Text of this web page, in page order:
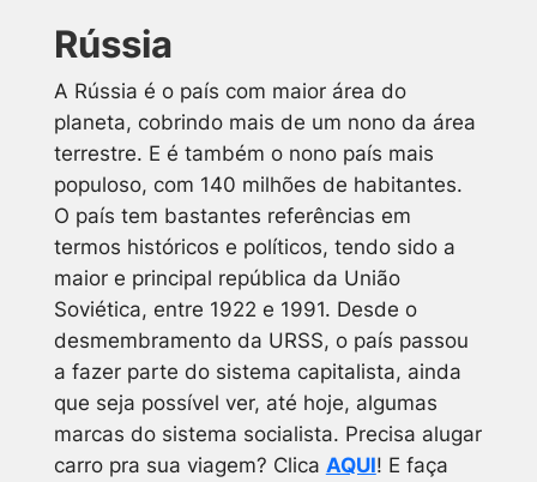
Rússia
A Rússia é o país com maior área do
planeta, cobrindo mais de um nono da área
terrestre. E é também o nono país mais
populoso, com 140 milhões de habitantes.
O país tem bastantes referências em
termos históricos e políticos, tendo sido a
maior e principal república da União
Soviética, entre 1922 e 1991. Desde o
desmembramento da URSS, o país passou
a fazer parte do sistema capitalista, ainda
que seja possível ver, até hoje, algumas
marcas do sistema socialista. Precisa alugar
carro pra sua viagem? Clica AQUI! E faça